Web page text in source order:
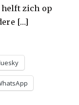
helft zich op
[…]